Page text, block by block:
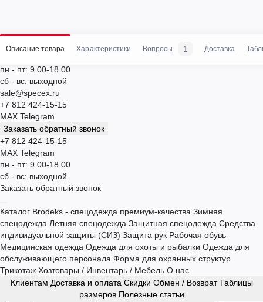
пн - пт: 9.00-18.00
сб - вс: выходной
sale@specex.ru
+7 812 424-15-15
MAX Telegram
Заказать обратный звонок
+7 812 424-15-15
MAX Telegram
пн - пт: 9.00-18.00
сб - вс: выходной
Заказать обратный звонок
Каталог Brodeks - спецодежда премиум-качества Зимняя
спецодежда Летняя спецодежда Защитная спецодежда Средства
индивидуальной защиты (СИЗ) Защита рук Рабочая обувь
Медицинская одежда Одежда для охоты и рыбалки Одежда для
обслуживающего персонала Форма для охранных структур
Трикотаж Хозтовары / Инвентарь / Мебель О нас
Клиентам Доставка и оплата Скидки Обмен / ВозвратТаблицы
размеров Полезные статьи
Описание товара Характеристики Вопросы 1 Доставка